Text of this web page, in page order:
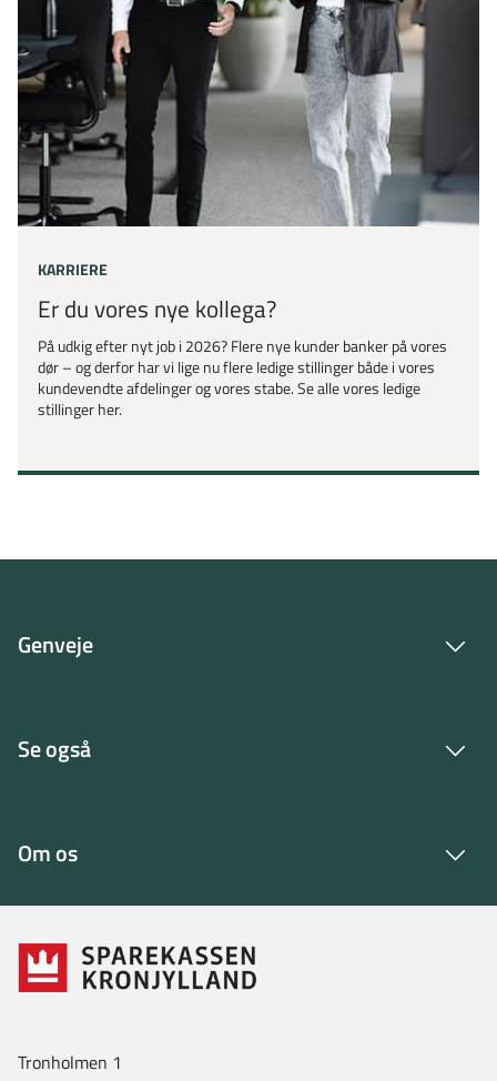
KARRIERE
Er du vores nye kollega?
På udkig efter nyt job i 2026? Flere nye kunder banker på vores
dør – og derfor har vi lige nu flere ledige stillinger både i vores
kundevendte afdelinger og vores stabe. Se alle vores ledige
stillinger her.
Genveje
Se også
Om os
Tronholmen 1